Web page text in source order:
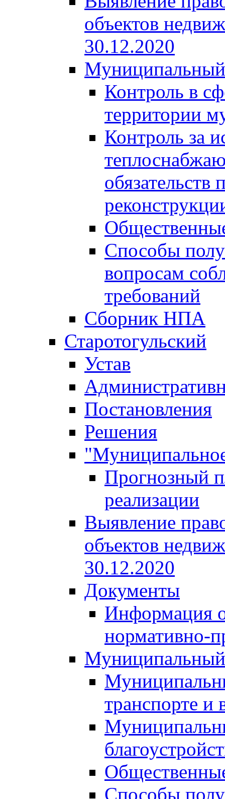
объектов
30.12.2020
Муниципальный
Контроль в
территории
Контроль за
обязательств
Способы
вопросам
требований
Сборник НПА
Старотогульский
Устав
Постановления
Решения
Прогнозный
реализации
Выявление
объектов
30.12.2020
Документы
Информация
нормативно-
Муниципальный
транспорте и
Способы